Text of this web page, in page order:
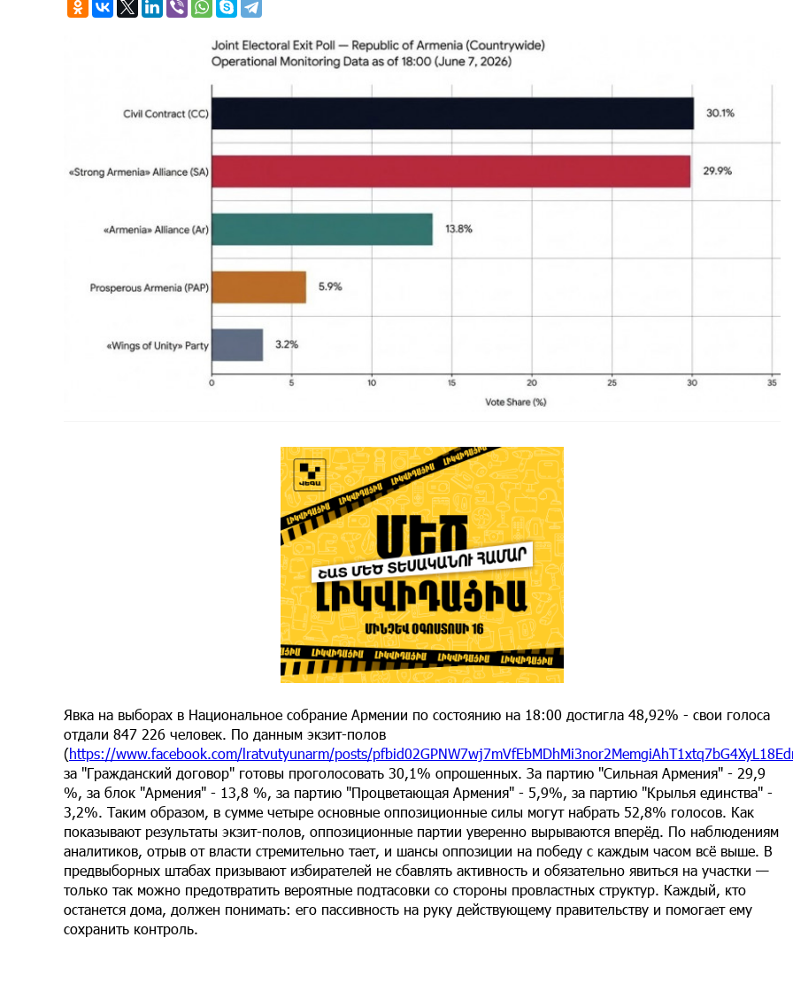
Явка на выборах в Национальное собрание Армении по состоянию на 18:00 достигла 48,92% - свои голоса
отдали 847 226 человек. По данным экзит-полов
(https://www.facebook.com/lratvutyunarm/posts/
за "Гражданский договор" готовы проголосовать 30,1% опрошенных. За партию "Сильная Армения" - 29,9
%, за блок "Армения" - 13,8 %, за партию "Процветающая Армения" - 5,9%, за партию "Крылья единства" -
3,2%. Таким образом, в сумме четыре основные оппозиционные силы могут набрать 52,8% голосов. Как
показывают результаты экзит-полов, оппозиционные партии уверенно вырываются вперёд. По наблюдениям
аналитиков, отрыв от власти стремительно тает, и шансы оппозиции на победу с каждым часом всё выше. В
предвыборных штабах призывают избирателей не сбавлять активность и обязательно явиться на участки —
только так можно предотвратить вероятные подтасовки со стороны провластных структур. Каждый, кто
останется дома, должен понимать: его пассивность на руку действующему правительству и помогает ему
сохранить контроль.